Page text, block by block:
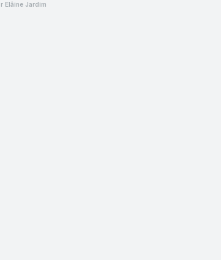
Elâine Jardim